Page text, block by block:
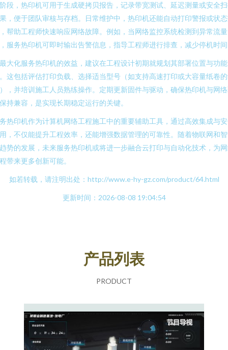
段，热印机可用于生成硬拷贝报告，记录带宽测试、延迟测量或安全
，便于团队审核与存档。日常维护中，热印机还能自动打印警报或状
帮助工程师快速响应网络故障。例如，当网络监控系统检测到异常流量
服务热印机可即时输出告警信息，指导工程师进行排查，减少停机时
大化服务热印机的效益，建议在工程设计初期就规划其部署位置与功
这包括评估打印负载、选择适当型号（如支持高速打印或大容量纸卷
，并培训施工人员熟练操作。定期更新固件与驱动，确保热印机与网
持兼容，是实现长期稳定运行的关键。
热印机作为计算机网络工程施工中的重要辅助工具，通过高效集成与
，不仅能提升工程效率，还能增强数据管理的可靠性。随着物联网和
势的发展，未来服务热印机或将进一步融合云打印与自动化技术，为
带来更多创新可能。
如若转载，请注明出处：http://www.e-hy-gz.com/product/64.html
更新时间：2026-08-08 19:04:54
产品列表
PRODUCT